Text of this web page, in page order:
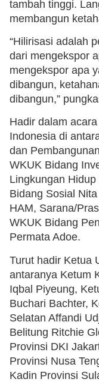
tambah tinggi.
membangun
“Hilirisasi adalah
dari mengekspor
mengekspor apa
dibangun,
dibangun,”
Hadir dalam
Indonesia di
dan
WKUK Bidang
Lingkungan
Bidang Sosial
HAM, Sarana/
WKUK Bidang
Permata Adoe.
Turut hadir Ketua
antaranya Ketum
Iqbal Piyeung,
Buchari Bachter,
Selatan Affandi
Belitung Ritchie
Provinsi DKI
Provinsi Nusa
Kadin Provinsi